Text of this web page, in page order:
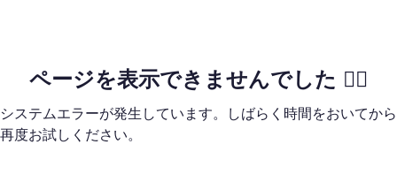
ページを表示できませんでした 🙇‍♂️
システムエラーが発生しています。しばらく時間をおいてから
再度お試しください。